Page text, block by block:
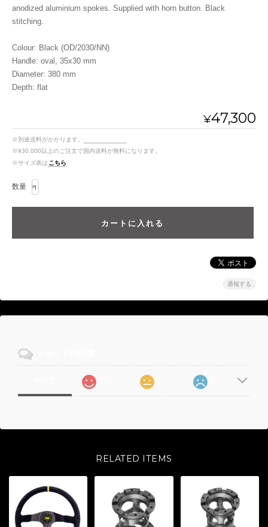
anodized aluminium spokes. Supplied with horn button. Black
stitching.
Colour: Black (OD/2030/NN)
Handle: oval, 35x30 mm
Diameter: 380 mm
Depth: flat
¥47,300
※別途送料がかかります。
※¥30,000以上のご注文で国内送料が無料になります。
※サイズ表は こちら
数量
通報する
RELATED ITEMS